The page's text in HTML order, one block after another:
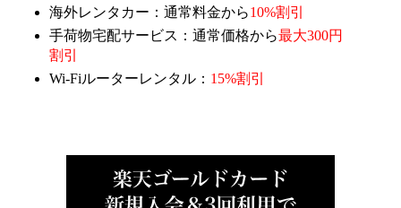
海外レンタカー：通常料金から10%割引
手荷物宅配サービス：通常価格から最大300円
割引
Wi-Fiルーターレンタル： 15%割引